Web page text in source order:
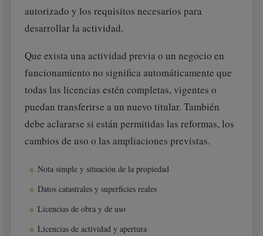
autorizado y los requisitos necesarios para
desarrollar la actividad.
Que exista una actividad previa o un negocio en
funcionamiento no significa automáticamente que
todas las licencias estén completas, vigentes o
puedan transferirse a un nuevo titular. También
debe aclararse si están permitidas las reformas, los
cambios de uso o las ampliaciones previstas.
Nota simple y situación de la propiedad
Datos catastrales y superficies reales
Licencias de obra y de uso
Licencias de actividad y apertura